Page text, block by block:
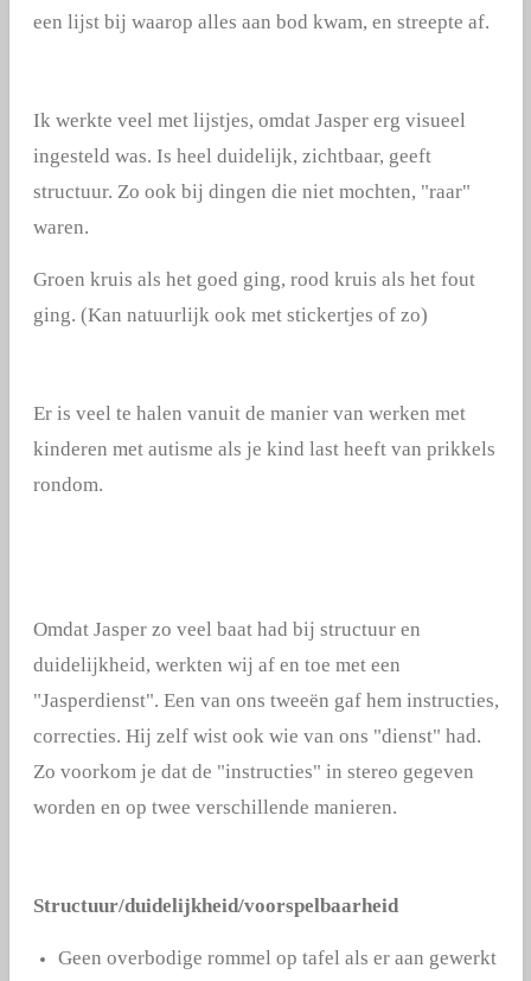
een lijst bij waarop alles aan bod kwam, en streepte af.
Ik werkte veel met lijstjes, omdat Jasper erg visueel
ingesteld was. Is heel duidelijk, zichtbaar, geeft
structuur. Zo ook bij dingen die niet mochten, "raar"
waren.
Groen kruis als het goed ging, rood kruis als het fout
ging. (Kan natuurlijk ook met stickertjes of zo)
Er is veel te halen vanuit de manier van werken met
kinderen met autisme als je kind last heeft van prikkels
rondom.
Omdat Jasper zo veel baat had bij structuur en
duidelijkheid, werkten wij af en toe met een
"Jasperdienst". Een van ons tweeën gaf hem instructies,
correcties. Hij zelf wist ook wie van ons "dienst" had.
Zo voorkom je dat de "instructies" in stereo gegeven
worden en op twee verschillende manieren.
Structuur/duidelijkheid/voorspelbaarheid
Geen overbodige rommel op tafel als er aan gewerkt